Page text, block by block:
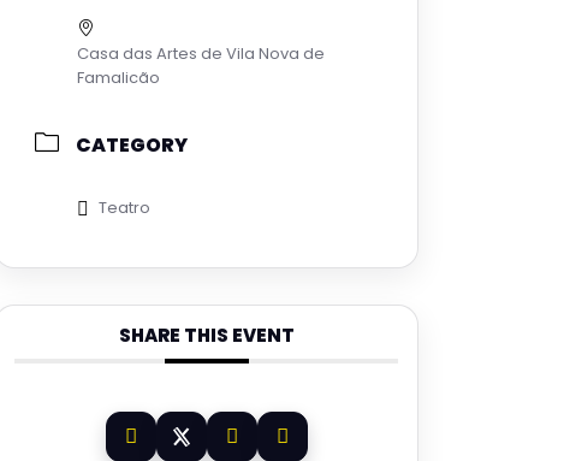
Casa das Artes de Vila Nova de
Famalicão
CATEGORY
Teatro
SHARE THIS EVENT